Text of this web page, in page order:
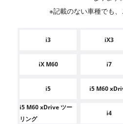
※記載のない車種でも
i3 iX3
iX M60 i7
i5 i5 M60
i5 M60 xDrive ツー
リング
i4